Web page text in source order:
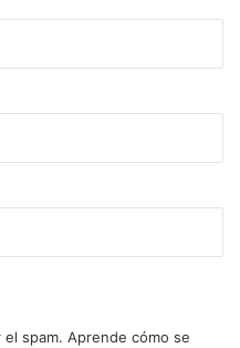
spam. Aprende cómo se